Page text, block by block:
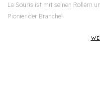
La Souris ist mit seinen Rollern
Pionier der Branche!